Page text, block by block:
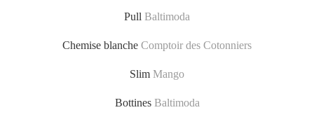
Pull Baltimoda
Chemise blanche Comptoir des Cotonniers
Slim Mango
Bottines Baltimoda